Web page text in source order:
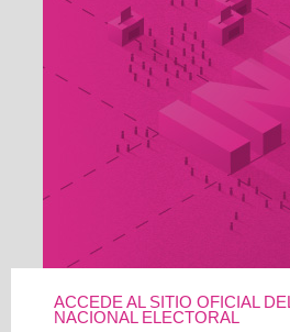
ACCEDE AL SITIO OFICIAL
NACIONAL ELECTORAL